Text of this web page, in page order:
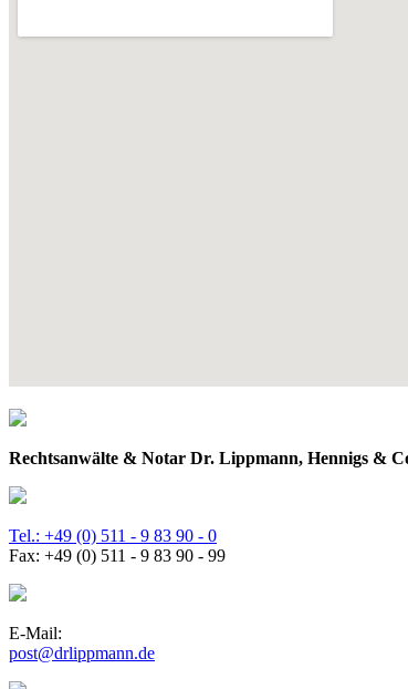
Rechtsanwälte & Notar Dr. Lippmann, Hennigs &
Tel.: +49 (0) 511 - 9 83 90 - 0
Fax: +49 (0) 511 - 9 83 90 - 99
E-Mail:
post@drlippmann.de